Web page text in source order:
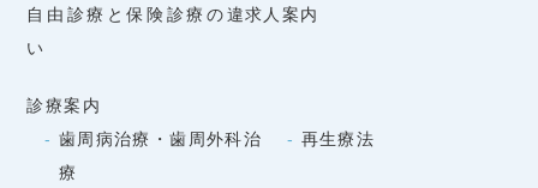
自由診療と保険診療の違
い
求人案内
診療案内
歯周病治療・歯周外科治
療
再生療法